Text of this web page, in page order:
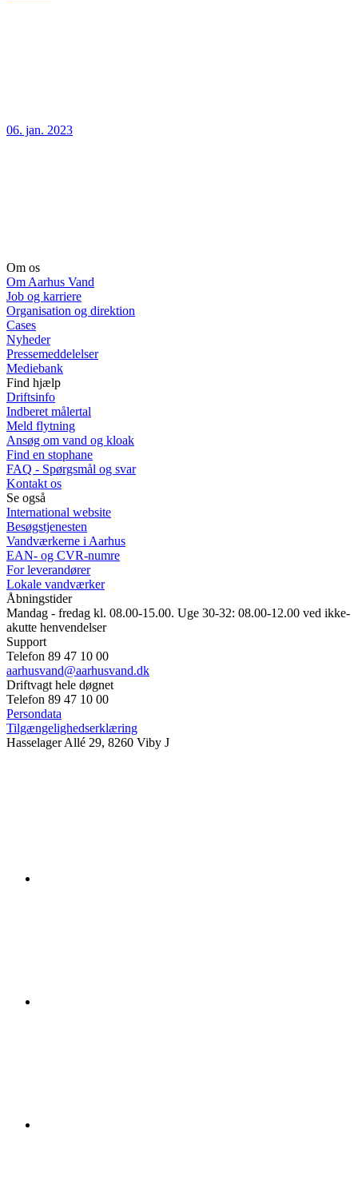
06. jan. 2023
Om os
Om Aarhus Vand
Job og karriere
Organisation og direktion
Cases
Nyheder
Pressemeddelelser
Mediebank
Find hjælp
Driftsinfo
Indberet målertal
Meld flytning
Ansøg om vand og kloak
Find en stophane
FAQ - Spørgsmål og svar
Kontakt os
Se også
International website
Besøgstjenesten
Vandværkerne i Aarhus
EAN- og CVR-numre
For leverandører
Lokale vandværker
Åbningstider
Mandag - fredag kl. 08.00-15.00. Uge 30-32: 08.00-12.00 ved ikke-
akutte henvendelser
Support
Telefon 89 47 10 00
aarhusvand@aarhusvand.dk
Driftvagt hele døgnet
Telefon 89 47 10 00
Persondata
Tilgængelighedserklæring
Hasselager Allé 29, 8260 Viby J